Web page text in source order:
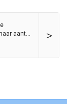
>
aantal